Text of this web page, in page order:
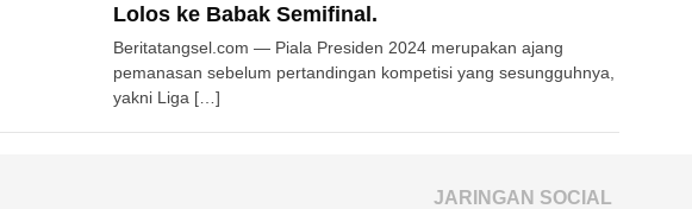
Lolos ke Babak Semifinal.
Beritatangsel.com — Piala Presiden 2024 merupakan ajang
pemanasan sebelum pertandingan kompetisi yang sesungguhnya,
yakni Liga […]
JARINGAN SOCIAL